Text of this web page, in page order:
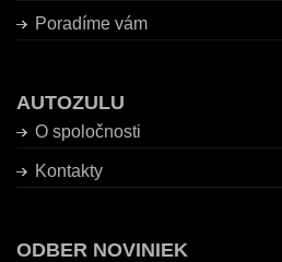
Poradíme vám
AUTOZULU
O spoločnosti
Kontakty
ODBER NOVINIEK